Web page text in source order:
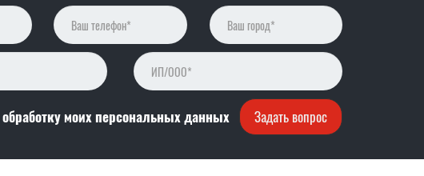
обработку моих персональных данных